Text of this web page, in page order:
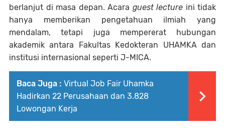
berlanjut di masa depan. Acara guest lecture ini tidak
hanya memberikan pengetahuan ilmiah yang
mendalam, tetapi juga mempererat hubungan
akademik antara Fakultas Kedokteran UHAMKA dan
institusi internasional seperti J-MICA.
Baca Juga : Virtual Job Fair Uhamka
Hadirkan 22 Perusahaan dan 3.828
Lowongan Kerja